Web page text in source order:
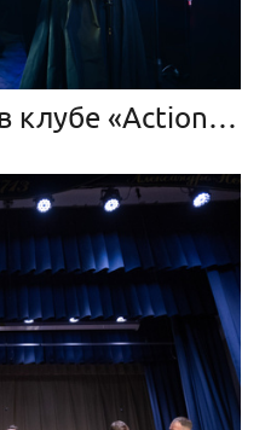
Сольный концерт в клубе «Action» 4.01